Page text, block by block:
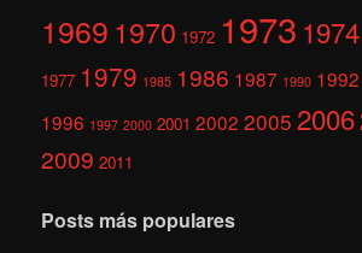
1969 1970 1972 1973 1974
1977 1979 1985 1986 1987 1990 1992
1996 1997 2000 2001 2002 2005 2006
2009 2011
Posts más populares